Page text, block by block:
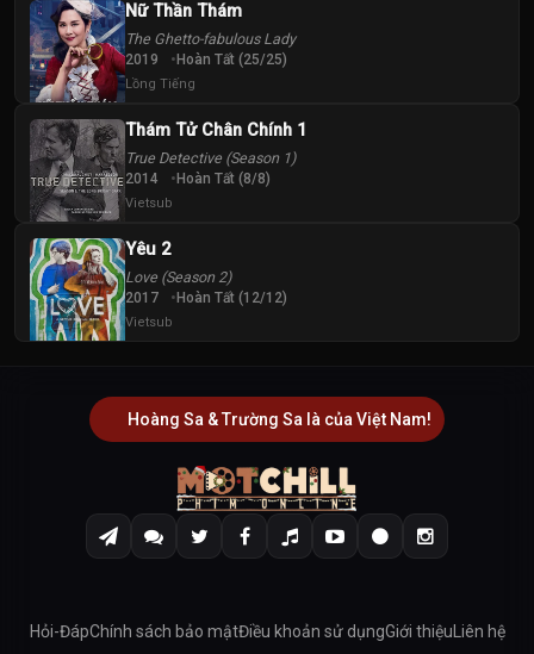
Nữ Thần Thám
The Ghetto-fabulous Lady
2019 Hoàn Tất (25/25)
Lồng Tiếng
Thám Tử Chân Chính 1
True Detective (Season 1)
2014 Hoàn Tất (8/8)
Vietsub
Yêu 2
Love (Season 2)
2017 Hoàn Tất (12/12)
Vietsub
Hoàng Sa & Trường Sa là của Việt Nam!
Hỏi-ĐápChính sách bảo mậtĐiều khoản sử dụngGiới thiệu Liên hệ